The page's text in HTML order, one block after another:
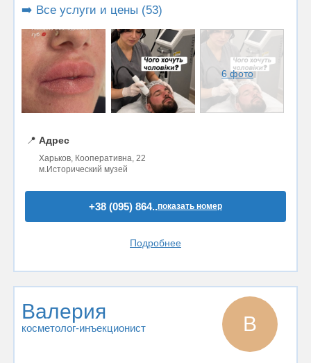
➡️ Все услуги и цены (53)
6 фото
📍 Адрес
Харьков, Кооперативна, 22
м.Исторический музей
+38 (095) 864..показать номер
Подробнее
Валерия
косметолог-инъекционист В